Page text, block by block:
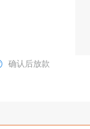
确认后放款